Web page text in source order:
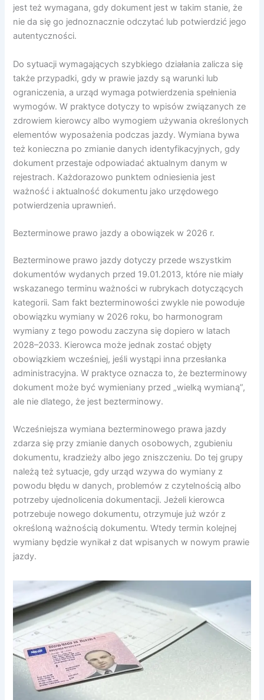
jest też wymagana, gdy dokument jest w takim stanie, że
nie da się go jednoznacznie odczytać lub potwierdzić jego
autentyczności.
Do sytuacji wymagających szybkiego działania zalicza się
także przypadki, gdy w prawie jazdy są warunki lub
ograniczenia, a urząd wymaga potwierdzenia spełnienia
wymogów. W praktyce dotyczy to wpisów związanych ze
zdrowiem kierowcy albo wymogiem używania określonych
elementów wyposażenia podczas jazdy. Wymiana bywa
też konieczna po zmianie danych identyfikacyjnych, gdy
dokument przestaje odpowiadać aktualnym danym w
rejestrach. Każdorazowo punktem odniesienia jest
ważność i aktualność dokumentu jako urzędowego
potwierdzenia uprawnień.
Bezterminowe prawo jazdy a obowiązek w 2026 r.
Bezterminowe prawo jazdy dotyczy przede wszystkim
dokumentów wydanych przed 19.01.2013, które nie miały
wskazanego terminu ważności w rubrykach dotyczących
kategorii. Sam fakt bezterminowości zwykle nie powoduje
obowiązku wymiany w 2026 roku, bo harmonogram
wymiany z tego powodu zaczyna się dopiero w latach
2028–2033. Kierowca może jednak zostać objęty
obowiązkiem wcześniej, jeśli wystąpi inna przesłanka
administracyjna. W praktyce oznacza to, że bezterminowy
dokument może być wymieniany przed „wielką wymianą”,
ale nie dlatego, że jest bezterminowy.
Wcześniejsza wymiana bezterminowego prawa jazdy
zdarza się przy zmianie danych osobowych, zgubieniu
dokumentu, kradzieży albo jego zniszczeniu. Do tej grupy
należą też sytuacje, gdy urząd wzywa do wymiany z
powodu błędu w danych, problemów z czytelnością albo
potrzeby ujednolicenia dokumentacji. Jeżeli kierowca
potrzebuje nowego dokumentu, otrzymuje już wzór z
określoną ważnością dokumentu. Wtedy termin kolejnej
wymiany będzie wynikał z dat wpisanych w nowym prawie
jazdy.